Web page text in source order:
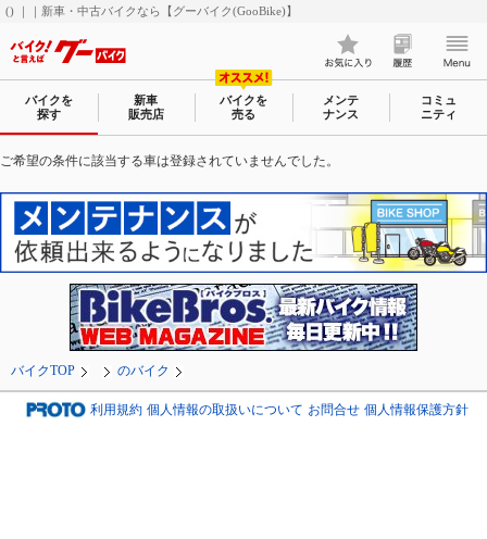
() ｜｜新車・中古バイクなら【グーバイク(GooBike)】
バイクを
探す
新車
販売店
バイクを
売る
メンテ
ナンス
コミュ
ニティ
ご希望の条件に該当する車は登録されていませんでした。
バイクTOP のバイク
利用規約 個人情報の取扱いについて お問合せ 個人情報保護方針